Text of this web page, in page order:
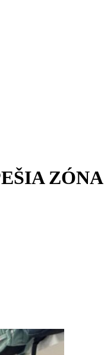
ZÓNA